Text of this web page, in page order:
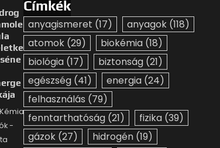
Kémia
-
Címkék
anyagismeret (17) anyagok (118)
atomok (29) biokémia (18)
biológia (17) biztonság (21)
egészség (41) energia (24)
felhasználás (79)
fenntarthatóság (21) fizika (39)
gázok (27) hidrogén (19)